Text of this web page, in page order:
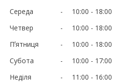
Середа
10:00
18:00
Четвер
10:00
18:00
Пʼятниця
10:00
18:00
Субота
10:00
17:00
Неділя
11:00 16:00